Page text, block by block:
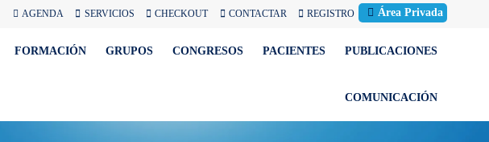
AGENDA SERVICIOS CHECKOUT CONTACTAR REGISTRO Área Privada
FORMACIÓN GRUPOS CONGRESOS PACIENTES PUBLICACIONES
COMUNICACIÓN